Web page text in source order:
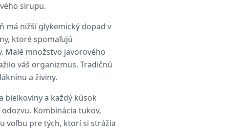
sirupu.
má nižší glykemický dopad v
ktoré spomaľujú
Malé množstvo javorového
váš organizmus. Tradičnú
a živiny.
a každý kúsok
Kombinácia tukov,
voľbu pre tých, ktorí si strážia